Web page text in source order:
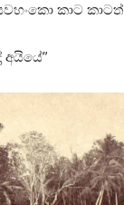
කාට කාටත්